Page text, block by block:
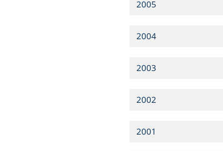
2005
2004
2003
2002
2001